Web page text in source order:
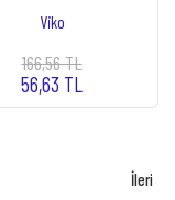
Viko
166,56 TL
56,63 TL